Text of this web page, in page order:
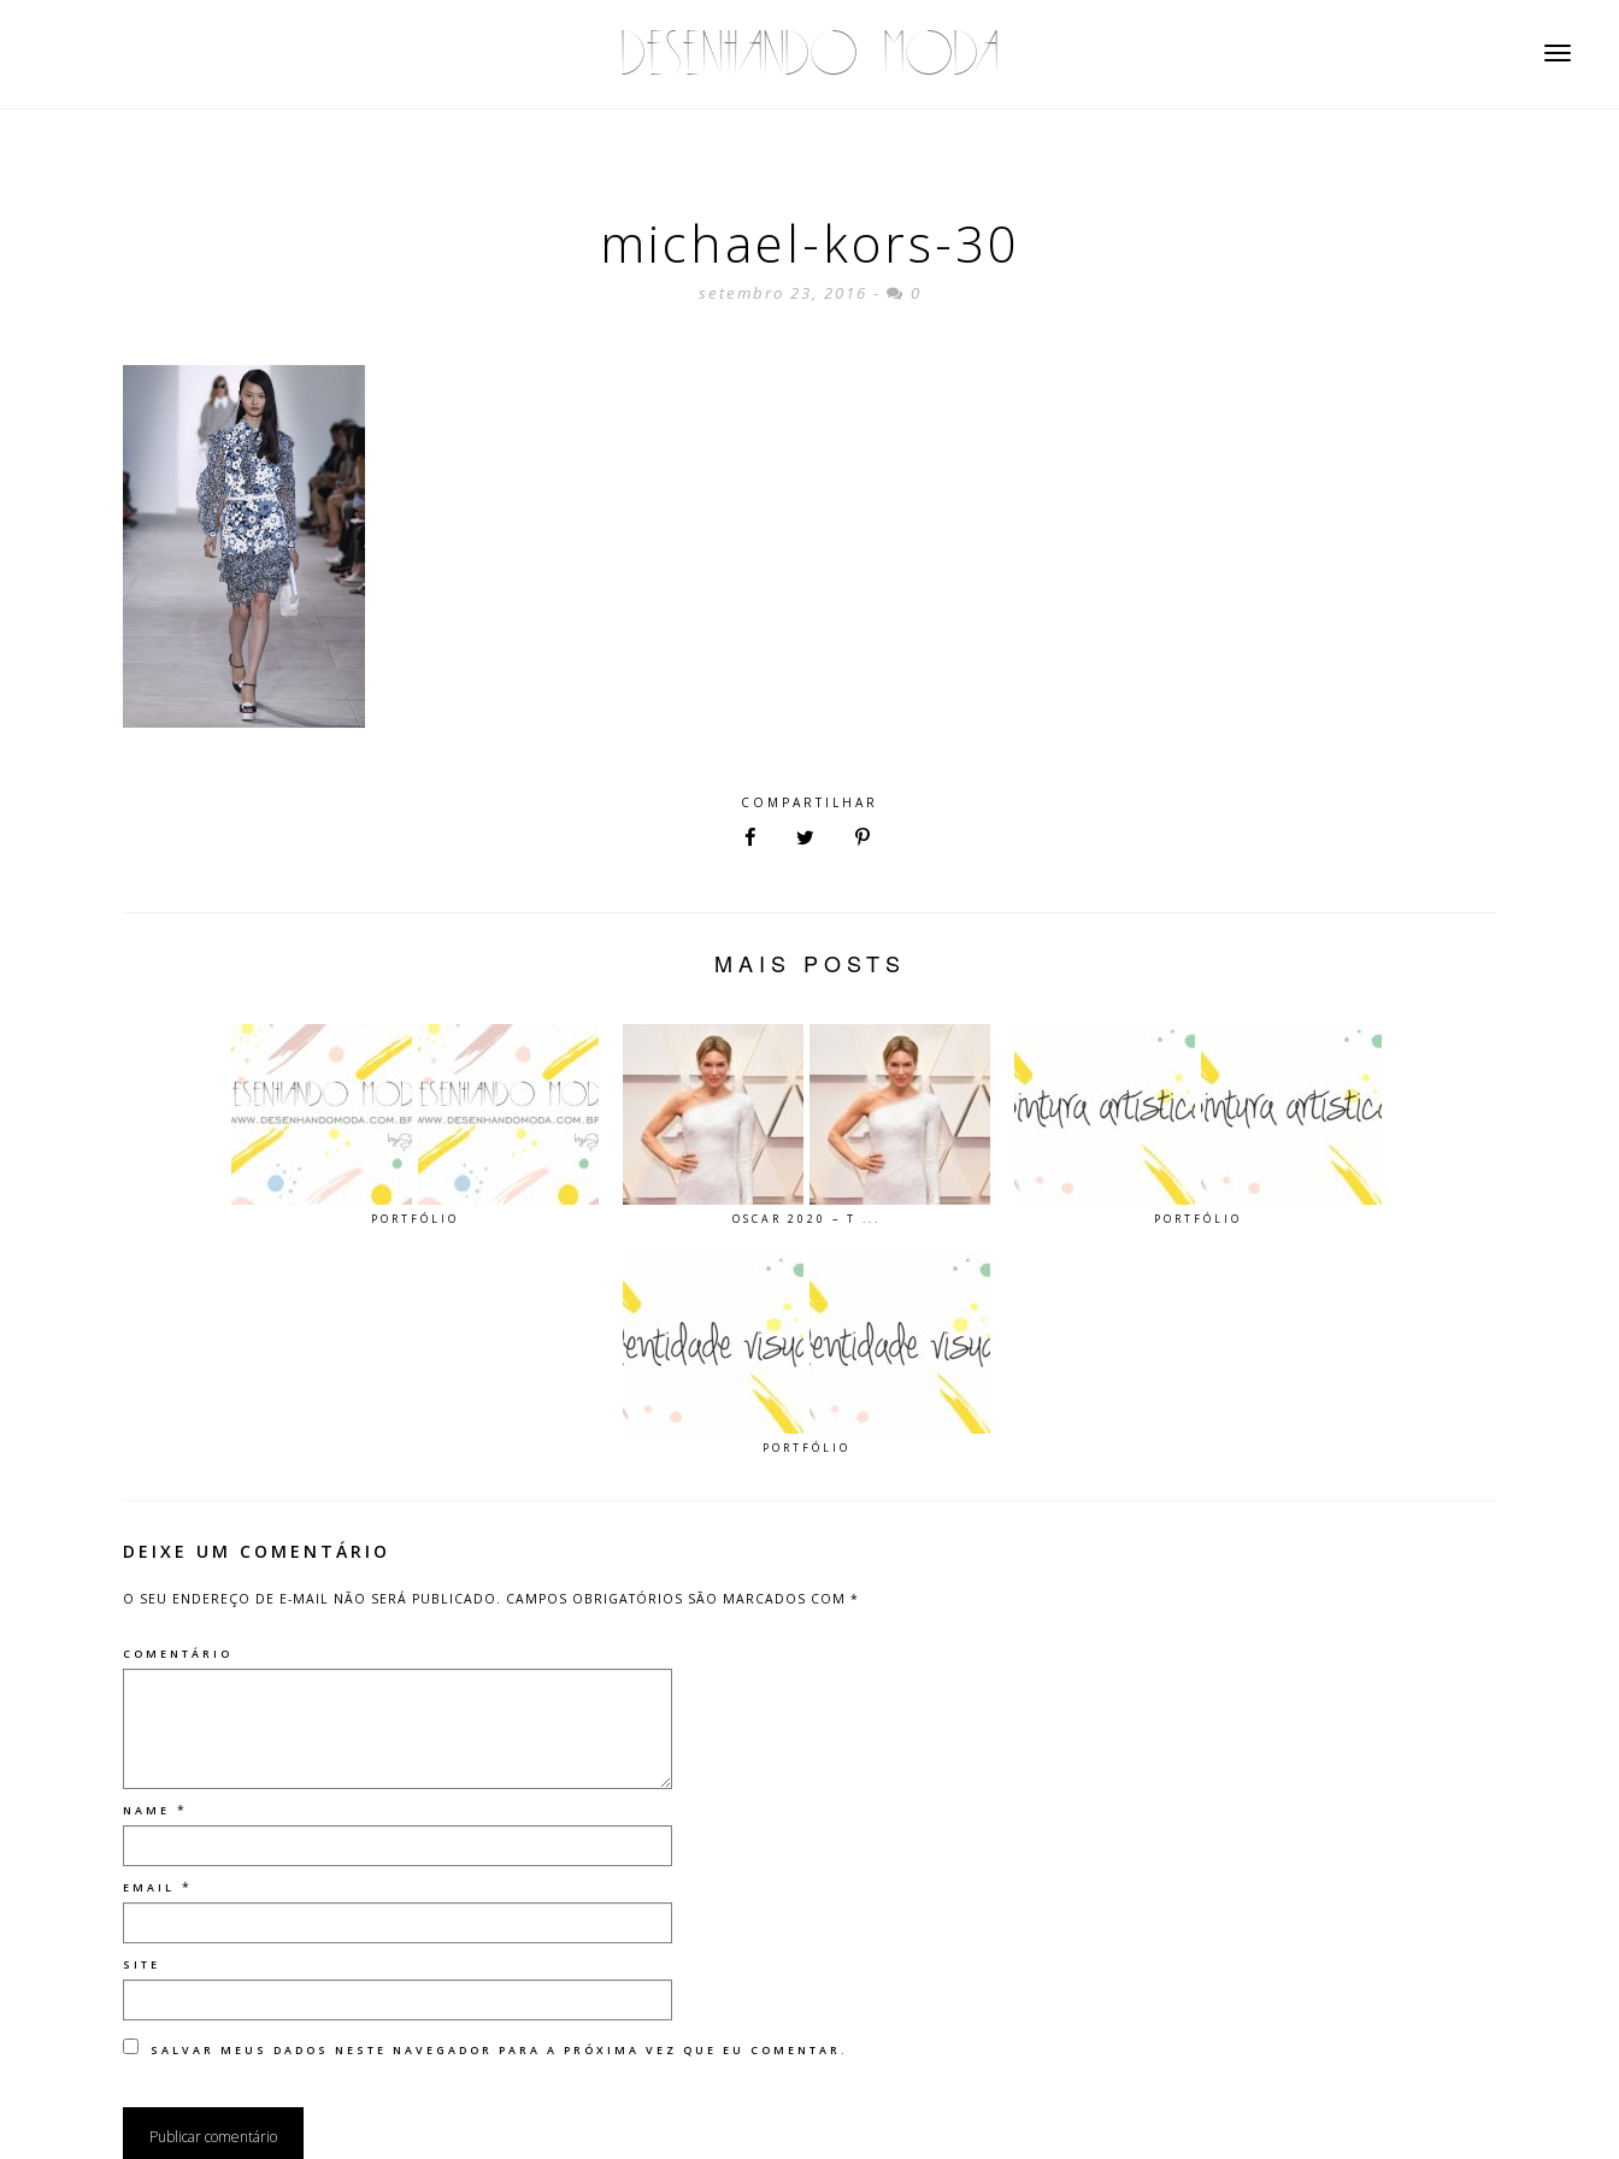
Toggle
DESENHANDO MODA
michael-kors-30
setembro 23, 2016 - 0
COMPARTILHAR
MAIS POSTS
PORTFÓLIO OSCAR 2020 – T ... PORTFÓLIO
PORTFÓLIO
DEIXE UM COMENTÁRIO
O SEU ENDEREÇO DE E-MAIL NÃO SERÁ PUBLICADO. CAMPOS OBRIGATÓRIOS SÃO MARCADOS COM *
COMENTÁRIO
NAME *
EMAIL *
SITE
SALVAR MEUS DADOS NESTE NAVEGADOR PARA A PRÓXIMA VEZ QUE EU COMENTAR.